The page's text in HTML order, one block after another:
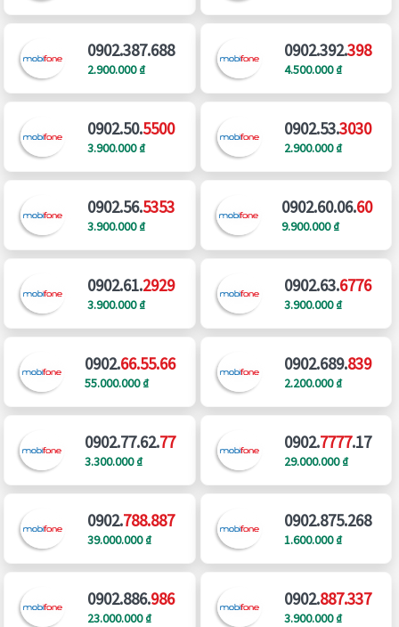
0902.387.688
2.900.000 ₫
0902.392.398
4.500.000 ₫
0902.50.5500
3.900.000 ₫
0902.53.3030
2.900.000 ₫
0902.56.5353
3.900.000 ₫
0902.60.06.60
9.900.000 ₫
0902.61.2929
3.900.000 ₫
0902.63.6776
3.900.000 ₫
0902.66.55.66
55.000.000 ₫
0902.689.839
2.200.000 ₫
0902.77.62.77
3.300.000 ₫
0902.7777.17
29.000.000 ₫
0902.788.887
39.000.000 ₫
0902.875.268
1.600.000 ₫
0902.886.986
23.000.000 ₫
0902.887.337
3.900.000 ₫